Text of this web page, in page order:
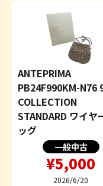
ANTEPRIMA
PB24F990KM-N76
COLLECTION
STANDARD ワイヤ
ッグ
一般中古
¥5,000
2026/6/20